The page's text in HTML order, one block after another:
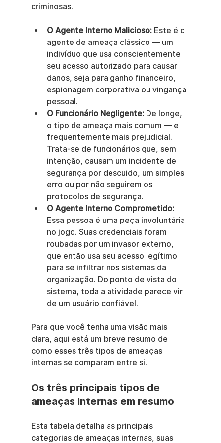
criminosas.
O Agente Interno Malicioso: Este é o
agente de ameaça clássico — um
indivíduo que usa conscientemente
seu acesso autorizado para causar
danos, seja para ganho financeiro,
espionagem corporativa ou vingança
pessoal.
O Funcionário Negligente: De longe,
o tipo de ameaça mais comum — e
frequentemente mais prejudicial.
Trata-se de funcionários que, sem
intenção, causam um incidente de
segurança por descuido, um simples
erro ou por não seguirem os
protocolos de segurança.
O Agente Interno Comprometido:
Essa pessoa é uma peça involuntária
no jogo. Suas credenciais foram
roubadas por um invasor externo,
que então usa seu acesso legítimo
para se infiltrar nos sistemas da
organização. Do ponto de vista do
sistema, toda a atividade parece vir
de um usuário confiável.
Para que você tenha uma visão mais
clara, aqui está um breve resumo de
como esses três tipos de ameaças
internas se comparam entre si.
Os três principais tipos de
ameaças internas em resumo
Esta tabela detalha as principais
categorias de ameaças internas, suas